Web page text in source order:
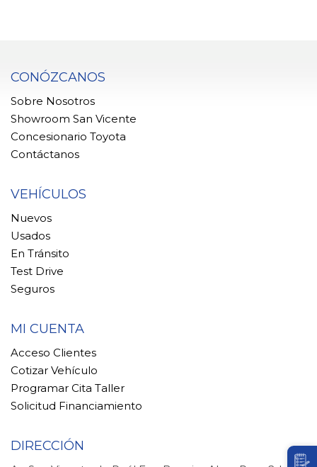
CONÓZCANOS
Sobre Nosotros
Showroom San Vicente
Concesionario Toyota
Contáctanos
VEHÍCULOS
Nuevos
Usados
En Tránsito
Test Drive
Seguros
MI CUENTA
Acceso Clientes
Cotizar Vehículo
Programar Cita Taller
Solicitud Financiamiento
DIRECCIÓN